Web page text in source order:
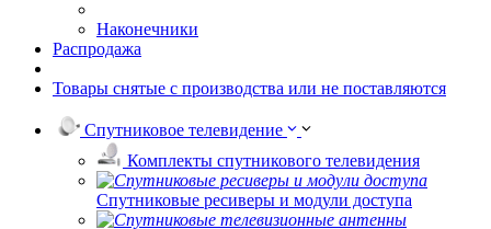
Наконечники
Распродажа
Товары снятые с производства или не поставляются
Спутниковое телевидение
Комплекты спутникового телевидения
Спутниковые ресиверы и модули доступа